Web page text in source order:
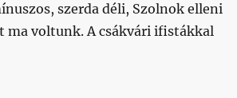
szerda déli, Szolnok elleni
ma voltunk. A csákvári ifistákkal